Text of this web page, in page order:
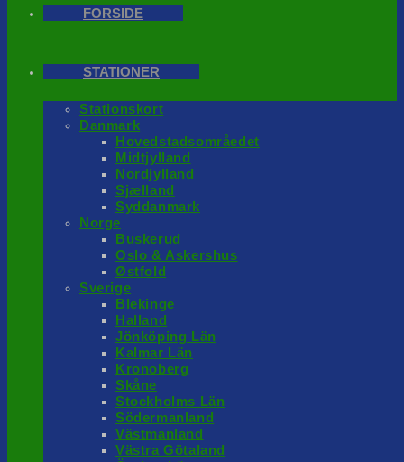
FORSIDE
STATIONER
Stationskort
Danmark
Hovedstadsområedet
Midtjylland
Nordjylland
Sjælland
Syddanmark
Norge
Buskerud
Oslo & Askershus
Østfold
Sverige
Blekinge
Halland
Jönköping Län
Kalmar Län
Kronoberg
Skåne
Stockholms Län
Södermanland
Västmanland
Västra Götaland